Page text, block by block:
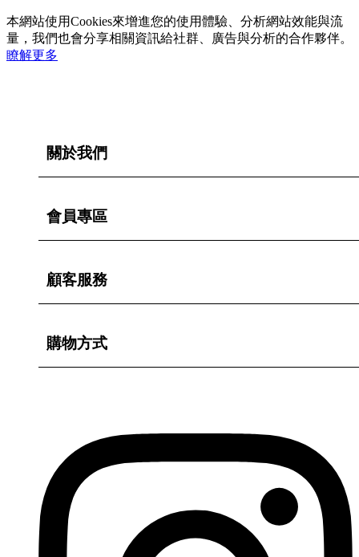
本網站使用Cookies來增進您的使用體驗、分析網站效能與流
量，我們也會分享相關資訊給社群、廣告與分析的合作夥伴。
瞭解更多
關於我們
會員專區
顧客服務
購物方式